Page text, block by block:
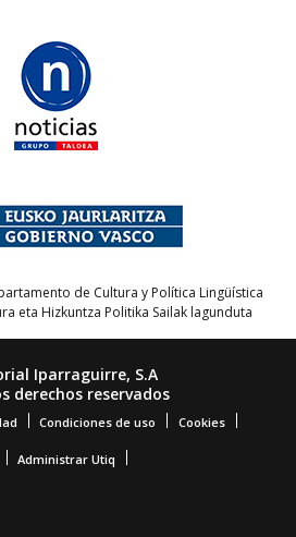
de Cultura y Política Lingüística
eta Hizkuntza Politika Sailak lagunduta
Iparraguirre, S.A
derechos reservados
Condiciones de uso Cookies
Administrar Utiq